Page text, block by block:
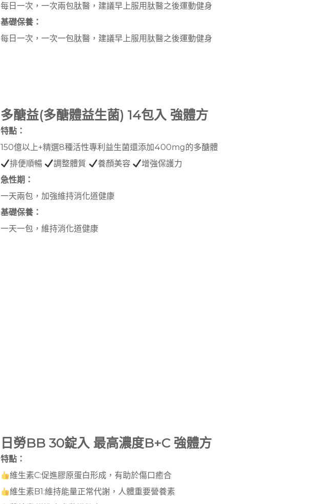
每日一次，一次兩包肽醫，建議早上服用肽醫之後運動健身
基礎保養：
每日一次，一次一包肽醫，建議早上服用肽醫之後運動健身
多醣益(多醣體益生菌) 14包入 強體方
特點：
150億以上+精選8種活性專利益生菌還添加400mg的多醣體
排便順暢
調整體質 養顏美容
增強保護力
急性期：
一天兩包，加強維持消化道健康
基礎保養：
一天一包，維持消化道健康
日勞BB 30錠入 最高濃度B+C 強體方
特點：
維生素C:促進膠原蛋白形成，有助於傷口癒合
維生素B1:維持能量正常代謝，人體重要營養素